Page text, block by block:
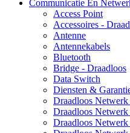
Communicatie En
Access Point
Accessoires -
Antenne
Antennekabels
Bluetooth
Bridge - Draadloos
Data Switch
Diensten &
Draadloos
Draadloos
Draadloos